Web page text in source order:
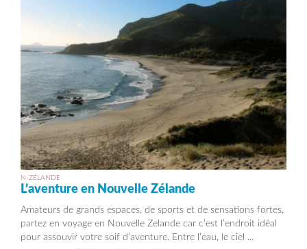
N-ZÉLANDE
L’aventure en Nouvelle Zélande
Amateurs de grands espaces, de sports et de sensations fortes,
partez en voyage en Nouvelle Zelande car c’est l’endroit idéal
pour assouvir votre soif d’aventure. Entre l’eau, le ciel ...